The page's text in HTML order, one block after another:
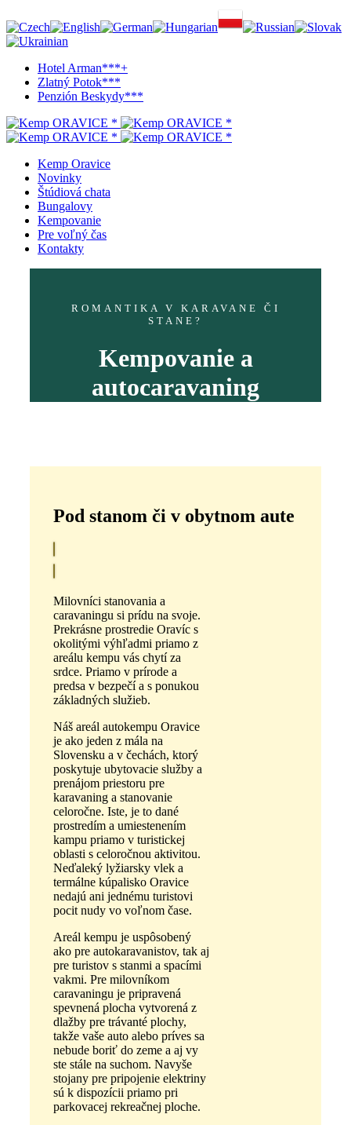
Hotel Arman***+
Zlatný Potok***
Penzión Beskydy***
Kemp Oravice
Novinky
Štúdiová chata
Bungalovy
Kempovanie
Pre voľný čas
Kontakty
ROMANTIKA V KARAVANE ČI
STANE?
Kempovanie a
autocaravaning
Pod stanom či v obytnom aute
Milovníci stanovania a
caravaningu si prídu na svoje.
Prekrásne prostredie Oravíc s
okolitými výhľadmi priamo z
areálu kempu vás chytí za
srdce. Priamo v prírode a
predsa v bezpečí a s ponukou
základných služieb.
Náš areál autokempu Oravice
je ako jeden z mála na
Slovensku a v čechách, ktorý
poskytuje ubytovacie služby a
prenájom priestoru pre
karavaning a stanovanie
celoročne. Iste, je to dané
prostredím a umiestenením
kampu priamo v turistickej
oblasti s celoročnou aktivitou.
Neďaleký lyžiarsky vlek a
termálne kúpalisko Oravice
nedajú ani jednému turistovi
pocit nudy vo voľnom čase.
Areál kempu je uspôsobený
ako pre autokaravanistov, tak aj
pre turistov s stanmi a spacími
vakmi. Pre milovníkom
caravaningu je pripravená
spevnená plocha vytvorená z
dlažby pre trávanté plochy,
takže vaše auto alebo príves sa
nebude boriť do zeme a aj vy
ste stále na suchom. Navyše
stojany pre pripojenie elektriny
sú k dispozícii priamo pri
parkovacej rekreačnej ploche.